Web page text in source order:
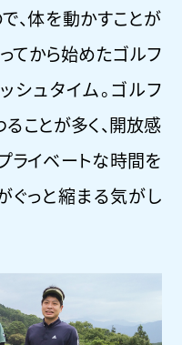
、体を動かすことが
てから始めたゴルフ
シュタイム。ゴルフ
ことが多く、開放感
ライベートな時間を
ぐっと縮まる気がし